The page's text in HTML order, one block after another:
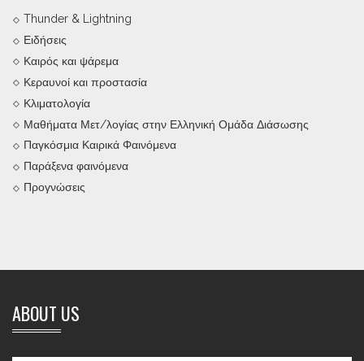
Thunder & Lightning
Ειδήσεις
Καιρός και ψάρεμα
Κεραυνοί και προστασία
Κλιματολογία
Μαθήματα Μετ/λογίας στην Ελληνική Ομάδα Διάσωσης
Παγκόσμια Καιρικά Φαινόμενα
Παράξενα φαινόμενα
Προγνώσεις
ABOUT US